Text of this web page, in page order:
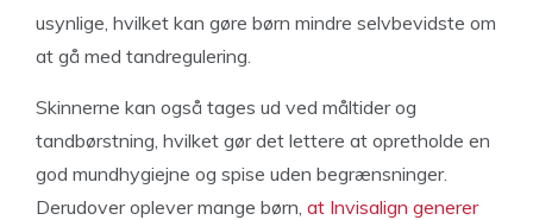
usynlige, hvilket kan gøre børn mindre selvbevidste om
at gå med tandregulering.
Skinnerne kan også tages ud ved måltider og
tandbørstning, hvilket gør det lettere at opretholde en
god mundhygiejne og spise uden begrænsninger.
Derudover oplever mange børn, at Invisalign generer